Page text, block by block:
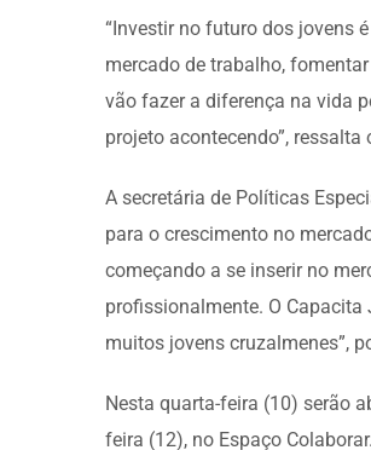
“Investir no futuro dos jovens
mercado de trabalho,
vão fazer a diferença na vida
projeto acontecendo”,
A secretária de Políticas
para o crescimento no
começando a se inserir no
profissionalmente. O
muitos jovens cruzalmenes”,
Nesta quarta-feira (10) serão
feira (12), no Espaço